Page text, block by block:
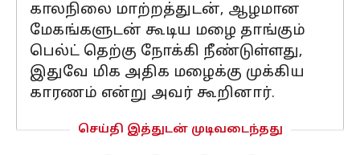
காலநிலை மாற்றத்துடன், ஆழமான
மேகங்களுடன் கூடிய மழை தாங்கும்
பெல்ட் தெற்கு நோக்கி நீண்டுள்ளது,
இதுவே மிக அதிக மழைக்கு முக்கிய
காரணம் என்று அவர் கூறினார்.
செய்தி இத்துடன் முடிவடைந்தது